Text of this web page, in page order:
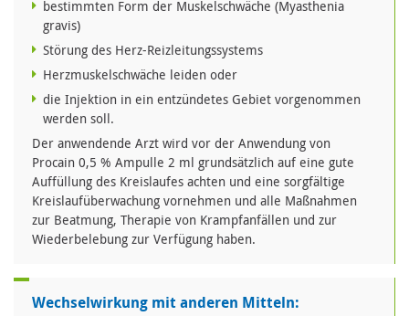
bestimmten Form der Muskelschwäche (Myasthenia
gravis)
Störung des Herz-Reizleitungssystems
Herzmuskelschwäche leiden oder
die Injektion in ein entzündetes Gebiet vorgenommen
werden soll.
Der anwendende Arzt wird vor der Anwendung von
Procain 0,5 % Ampulle 2 ml grundsätzlich auf eine gute
Auffüllung des Kreislaufes achten und eine sorgfältige
Kreislaufüberwachung vornehmen und alle Maßnahmen
zur Beatmung, Therapie von Krampfanfällen und zur
Wiederbelebung zur Verfügung haben.
Wechselwirkung mit anderen Mitteln: